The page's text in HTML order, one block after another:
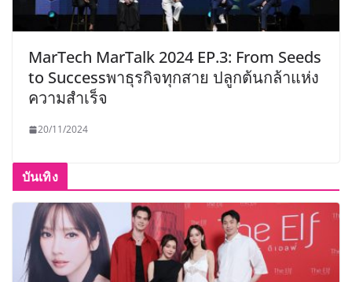
MarTech MarTalk 2024 EP.3: From Seeds
to Successพาธุรกิจทุกสาย ปลูกต้นกล้าแห่ง
ความสำเร็จ
20/11/2024
บันเทิง